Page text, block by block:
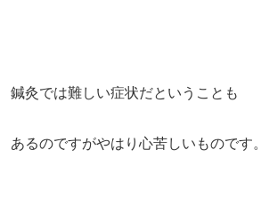
鍼灸では難しい症状だということも
あるのですがやはり心苦しいものです。